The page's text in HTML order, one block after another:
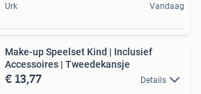
Urk Vandaag
Make-up Speelset Kind | Inclusief
Accessoires | Tweedekansje
€ 13,77 Details